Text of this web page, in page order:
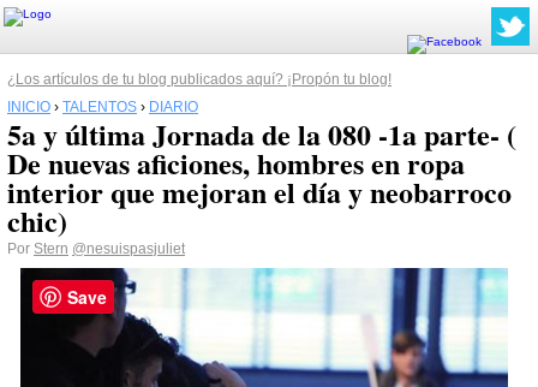
¿Los artículos de tu blog publicados aquí? ¡Propón tu blog!
INICIO › TALENTOS › DIARIO
5a y última Jornada de la 080 -1a parte- (
De nuevas aficiones, hombres en ropa
interior que mejoran el día y neobarroco
chic)
Por Stern @nesuispasjuliet
Save